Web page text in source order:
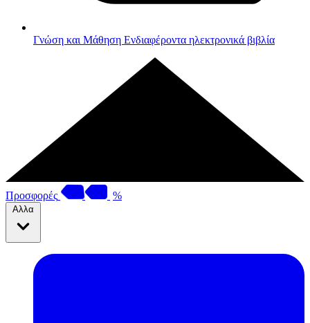
Γνώση και Μάθηση Ενδιαφέροντα ηλεκτρονικά βιβλία
Προσφορές %
Αλλα